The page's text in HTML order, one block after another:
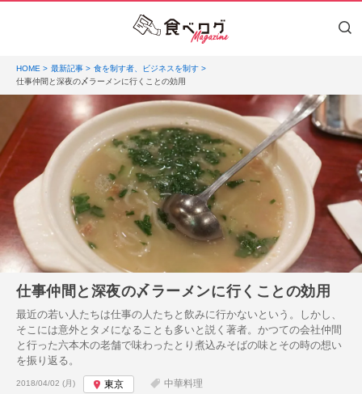
HOME 最新記事
食を制す者、ビジネスを制す
仕事仲間と深夜の〆ラーメンに行くことの効用
仕事仲間と深夜の〆ラーメンに行くことの効用
最近の若い人たちは仕事の人たちと飲みに行かないという。しかし、
そこには意外とタメになることも多いと説く著者。かつての会社仲間
と行った六本木の老舗で味わったとり煮込みそばの味とその時の想い
を振り返る。
投稿日:
2018/04/02 (月) 東京 中華料理